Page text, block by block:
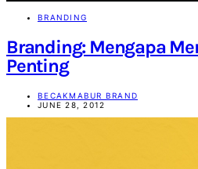
BRANDING
Branding: Mengapa
Penting
BECAKMABUR BRAND
JUNE 28, 2012